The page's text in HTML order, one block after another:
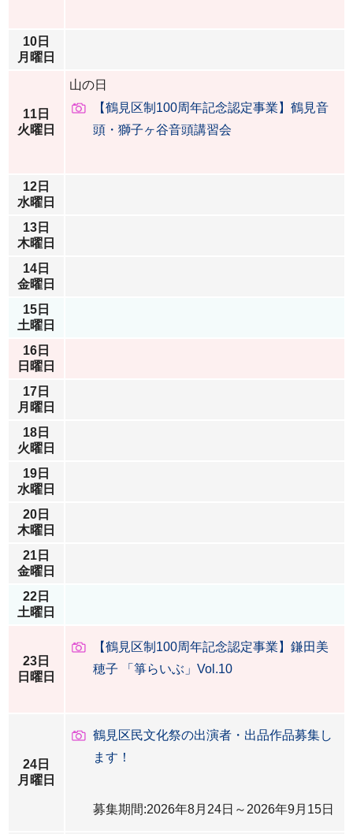
10日
月曜日
11日
火曜日
山の日
【鶴見区制100周年記念認定事業】鶴見音
頭・獅子ヶ谷音頭講習会
12日
水曜日
13日
木曜日
14日
金曜日
15日
土曜日
16日
日曜日
17日
月曜日
18日
火曜日
19日
水曜日
20日
木曜日
21日
金曜日
22日
土曜日
23日
日曜日
【鶴見区制100周年記念認定事業】鎌田美
穂子 「箏らいぶ」Vol.10
24日
月曜日
鶴見区民文化祭の出演者・出品作品募集し
ます！
募集期間:2026年8月24日～2026年9月15日